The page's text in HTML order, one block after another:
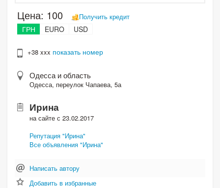
Цена: 100 Получить кредит
ГРН EURO USD
+38 xxx показать номер
Одесса и область
Одесса, переулок Чапаева, 5а
Ирина
на сайте с 23.02.2017
Репутация "Ирина"
Все объявления "Ирина"
Написать автору
Добавить в избранные